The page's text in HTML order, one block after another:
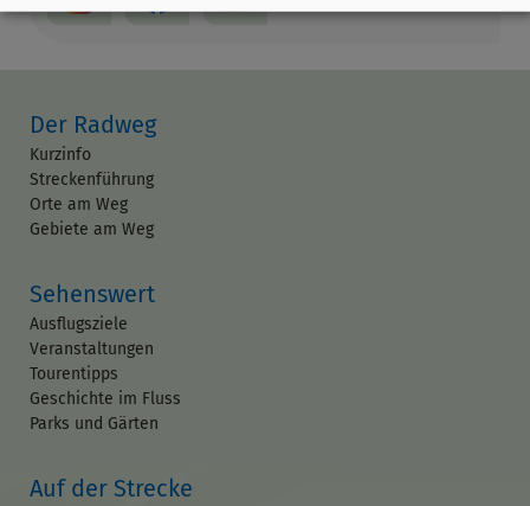
Der Radweg
Kurzinfo
Streckenführung
Orte am Weg
Gebiete am Weg
Sehenswert
Ausflugsziele
Veranstaltungen
Tourentipps
Geschichte im Fluss
Parks und Gärten
Auf der Strecke